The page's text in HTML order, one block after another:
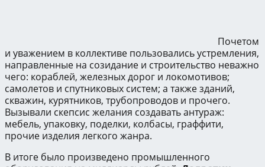
Почетом
и уважением в коллективе пользовались устремления,
направленные на созидание и строительство неважно
чего: кораблей, железных дорог и локомотивов;
самолетов и спутниковых систем; а также зданий,
скважин, курятников, трубопроводов и прочего.
Вызывали скепсис желания создавать антураж:
мебель, упаковку, поделки, колбасы, граффити,
прочие изделия легкого жанра.
В итоге было произведено промышленного